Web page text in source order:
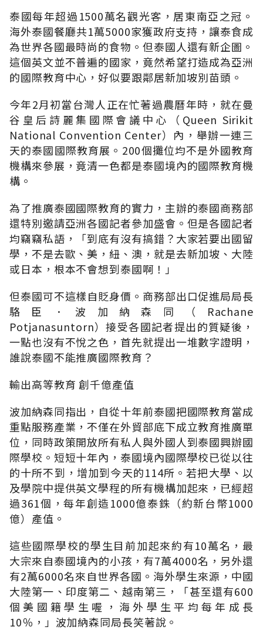
泰國每年超過1500萬名觀光客，居東南亞之冠。
海外泰國餐廳共1萬5000家獲政府支持，讓泰食成
為世界各國最時尚的食物。但泰國人還有新企圖。
這個英文並不普遍的國家，竟然希望打造成為亞洲
的國際教育中心，好似要跟鄰居新加坡別苗頭。
今年2月初當台灣人正在忙著過農曆年時，就在曼
谷皇后詩麗集國際會議中心（Queen Sirikit
National Convention Center）內，舉辦一連三
天的泰國國際教育展。200個攤位均不是外國教育
機構來參展，竟清一色都是泰國境內的國際教育機
構。
為了推廣泰國國際教育的實力，主辦的泰國商務部
還特別邀請亞洲各國記者參加盛會。但是各國記者
均竊竊私語，「到底有沒有搞錯？大家若要出國留
學，不是去歐、美，紐、澳，就是去新加坡、大陸
或日本，根本不會想到泰國啊！」
但泰國可不這樣自貶身價。商務部出口促進局局長
駱臣．波加納森同（Rachane
Potjanasuntorn）接受各國記者提出的質疑後，
一點也沒有不悅之色，首先就提出一堆數字證明，
誰說泰國不能推廣國際教育？
輸出高等教育 創千億產值
波加納森同指出，自從十年前泰國把國際教育當成
重點服務產業，不僅在外貿部底下成立教育推廣單
位，同時政策開放所有私人與外國人到泰國興辦國
際學校。短短十年內，泰國境內國際學校已從以往
的十所不到，增加到今天的114所。若把大學、以
及學院中提供英文學程的所有機構加起來，已經超
過361個，每年創造1000億泰銖（約新台幣1000
億）產值。
這些國際學校的學生目前加起來約有10萬名，最
大宗來自泰國境內的小孩，有7萬4000名，另外還
有2萬6000名來自世界各國。海外學生來源，中國
大陸第一、印度第二、越南第三，「甚至還有600
個美國籍學生喔，海外學生平均每年成長
10％，」波加納森同局長笑著說。